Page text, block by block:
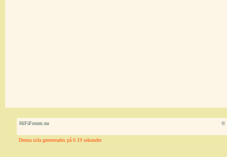
HiFiForum.nu ©
Denna sida genererades på 0.19 sekunder.